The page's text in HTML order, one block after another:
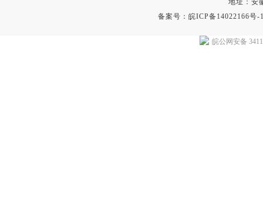
地址：安
备案号：皖ICP备14022166号-
皖公网安备